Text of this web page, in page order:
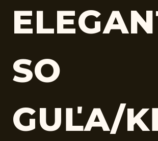
SO
GUĽA/